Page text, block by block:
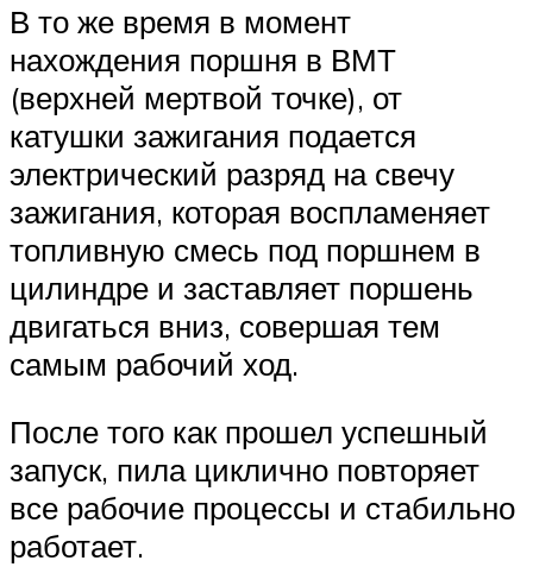
В то же время в момент
нахождения поршня в ВМТ
(верхней мертвой точке), от
катушки зажигания подается
электрический разряд на свечу
зажигания, которая воспламеняет
топливную смесь под поршнем в
цилиндре и заставляет поршень
двигаться вниз, совершая тем
самым рабочий ход.
После того как прошел успешный
запуск, пила циклично повторяет
все рабочие процессы и стабильно
работает.